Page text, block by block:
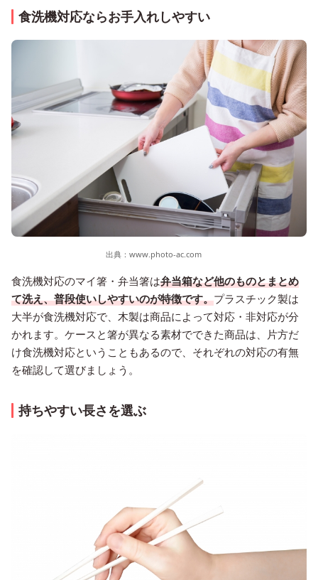
食洗機対応ならお手入れしやすい
出典： www.photo-ac.com
食洗機対応のマイ箸・弁当箸は弁当箱など他のものとまとめ
て洗え、普段使いしやすいのが特徴です。プラスチック製は
大半が食洗機対応で、木製は商品によって対応・非対応が分
かれます。ケースと箸が異なる素材でできた商品は、片方だ
け食洗機対応ということもあるので、それぞれの対応の有無
を確認して選びましょう。
持ちやすい長さを選ぶ